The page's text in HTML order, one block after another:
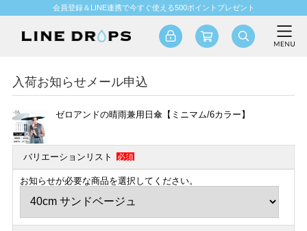
会員登録＆LINE連携で今すぐ使える500ポイントプレゼント
入荷お知らせメール申込
ゼロアンドの晴雨兼用日傘【ミニマム/6カラー】
バリエーションリスト 必須
お知らせが必要な商品を選択してください。